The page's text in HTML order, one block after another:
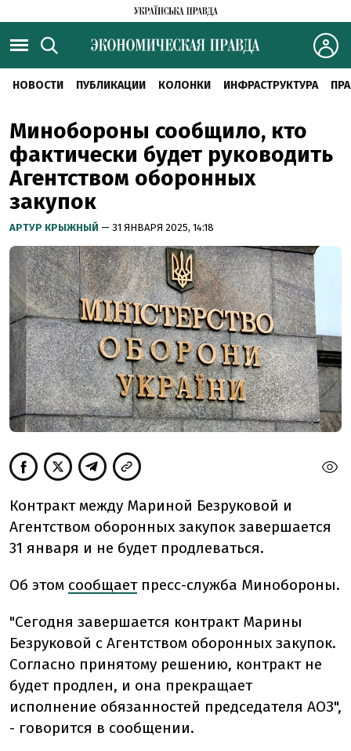
НОВОСТИ ПУБЛИКАЦИИ КОЛОНКИ ИНФРАСТРУКТУРА
Минобороны сообщило, кто
фактически будет руководить
Агентством оборонных
закупок
АРТУР КРЫЖНЫЙ — 31 ЯНВАРЯ 2025, 14:18
Контракт между Мариной Безруковой и
Агентством оборонных закупок завершается
31 января и не будет продлеваться.
Об этом сообщаетпресс-служба Минобороны.
"Сегодня завершается контракт Марины
Безруковой с Агентством оборонных закупок.
Согласно принятому решению, контракт не
будет продлен, и она прекращает
исполнение обязанностей председателя АОЗ",
- говорится в сообщении.